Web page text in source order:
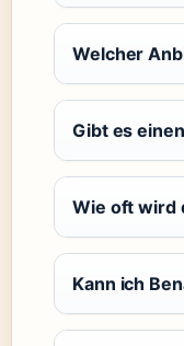
Welcher
Gibt es
Wie oft wird
Kann ich